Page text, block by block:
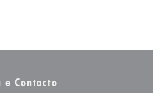
e Contacto